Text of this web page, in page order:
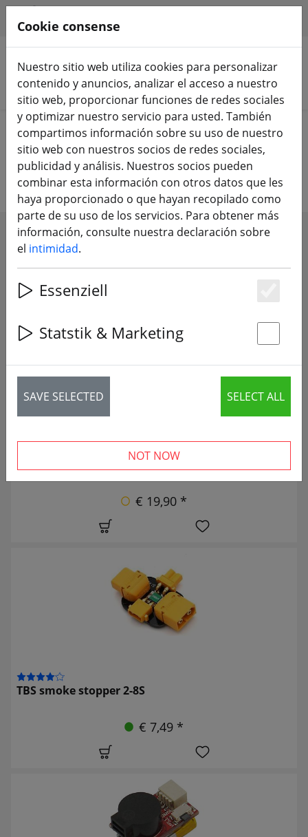
Buscar productos
Home Componentes Accesorios
Accesorios para drones
SHOW FILTERS
NUEVO
€ 19,90 *
TBS smoke stopper 2-8S
€ 7,49 *
Cookie consense
Nuestro sitio web utiliza cookies para personalizar
contenido y anuncios, analizar el acceso a nuestro
sitio web, proporcionar funciones de redes sociales
y optimizar nuestro servicio para usted. También
compartimos información sobre su uso de nuestro
sitio web con nuestros socios de redes sociales,
publicidad y análisis. Nuestros socios pueden
combinar esta información con otros datos que les
haya proporcionado o que hayan recopilado como
parte de su uso de los servicios. Para obtener más
información, consulte nuestra declaración sobre
el intimidad.
Essenziell
Statstik & Marketing
SAVE SELECTED SELECT ALL
NOT NOW